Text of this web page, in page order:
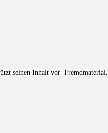
seinen Inhalt vor Fremdmaterial.